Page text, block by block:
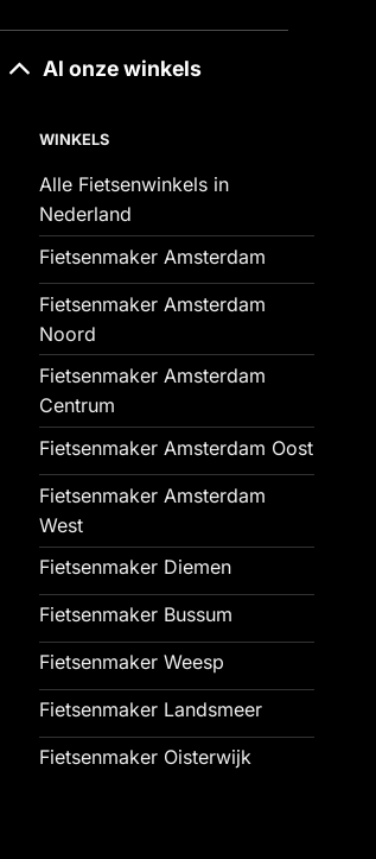
Al onze winkels
WINKELS
Alle Fietsenwinkels in
Nederland
Fietsenmaker Amsterdam
Fietsenmaker Amsterdam
Noord
Fietsenmaker Amsterdam
Centrum
Fietsenmaker Amsterdam Oost
Fietsenmaker Amsterdam
West
Fietsenmaker Diemen
Fietsenmaker Bussum
Fietsenmaker Weesp
Fietsenmaker Landsmeer
Fietsenmaker Oisterwijk